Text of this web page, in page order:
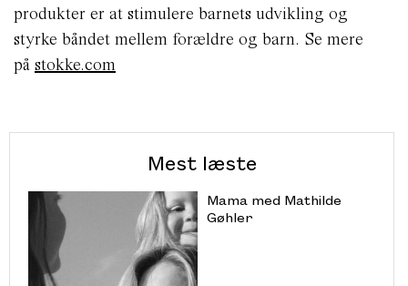
produkter er at stimulere barnets udvikling og
styrke båndet mellem forældre og barn. Se mere
på stokke.com
Mest læste
Mama med Mathilde
Gøhler